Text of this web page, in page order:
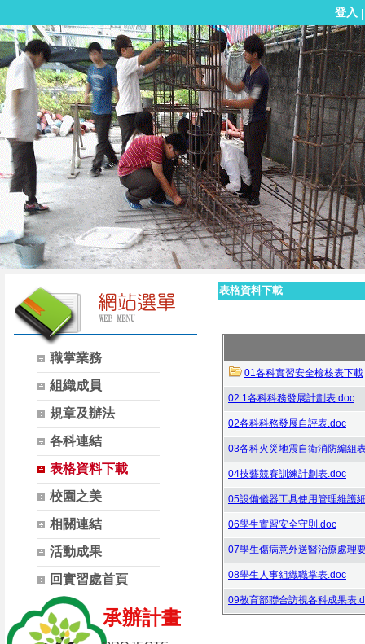
登入
職掌業務
組織成員
規章及辦法
各科連結
表格資料下載
校園之美
相關連結
活動成果
回實習處首頁
承辦計畫
表格資料下載
01各科實習安全檢核表下載
02.1各科科務發展計劃表.doc
02各科科務發展自評表.doc
03各科火災地震自衛消防編組
04技藝競賽訓練計劃表.doc
05設備儀器工具使用管理維護
06學生實習安全守則.doc
07學生傷病意外送醫治療處理
08學生人事組織職掌表.doc
09教育部聯合訪視各科成果表